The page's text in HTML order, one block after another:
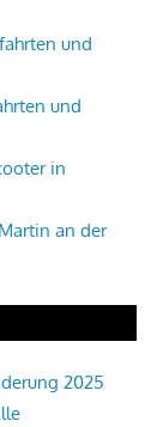
und
und
in
an der
2025